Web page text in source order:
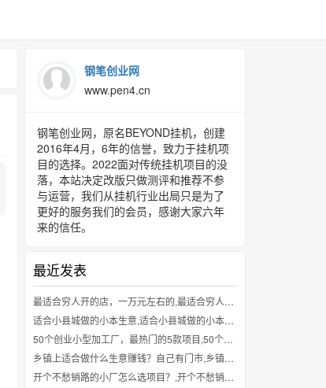
钢笔创业网
www.pen4.cn
钢笔创业网，原名BEYOND挂机，创建
2016年4月，6年的信誉，致力于挂机项
目的选择。2022面对传统挂机项目的没
落，本站决定改版只做测评和推荐不参
与运营，我们从挂机行业出局只是为了
更好的服务我们的会员，感谢大家六年
来的信任。
最近发表
最适合穷人开的店，一万元左右的,最适合穷人开的店，一万元左右的
适合小县城做的小本生意,适合小县城做的小本生意
50个创业小型加工厂，最热门的5款项目,50个创业小型加工厂，最热门的5款项目
乡镇上适合做什么生意赚钱？自己有门市,乡镇上适合做什么生意赚钱？自己有门市
开个不愁销路的小厂怎么选项目？,开个不愁销路的小厂怎么选项目？